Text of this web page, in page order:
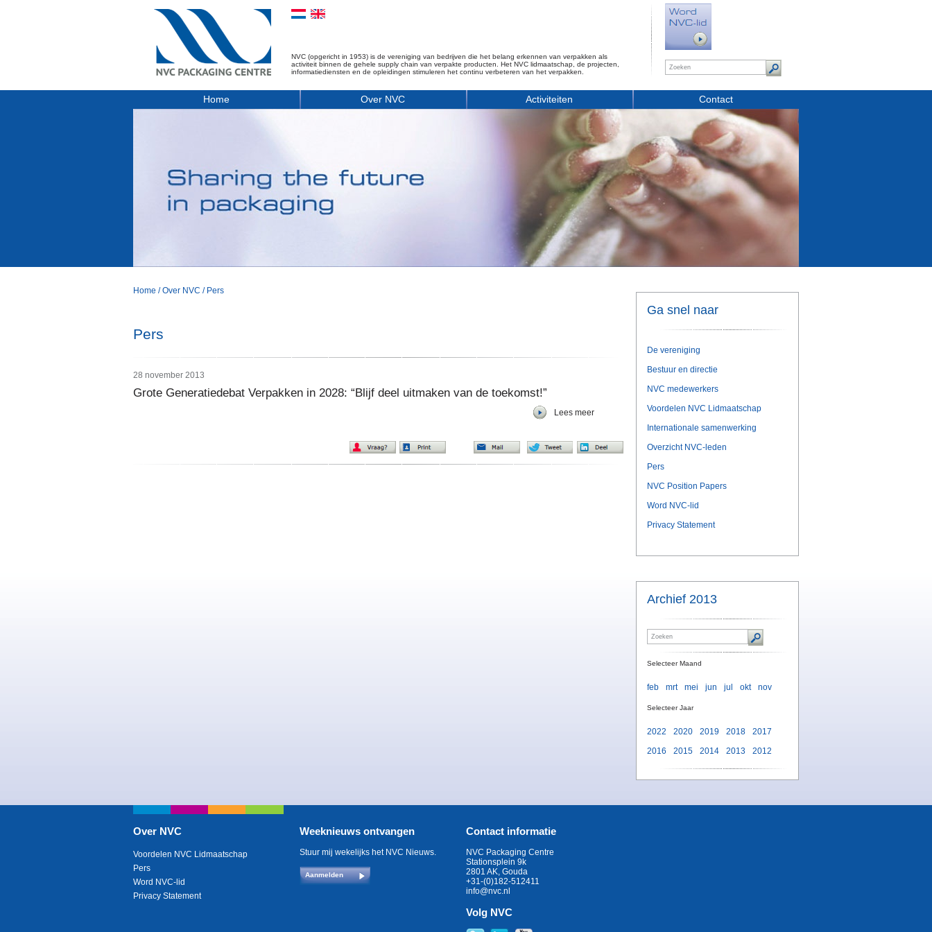
NVC (opgericht in 1953) is de vereniging van bedrijven die het belang erkennen van verpakken als
activiteit binnen de gehele supply chain van verpakte producten. Het NVC lidmaatschap, de projecten,
informatiediensten en de opleidingen stimuleren het continu verbeteren van het verpakken.
Home Over NVC Activiteiten Contact
Home /Over NVC / Pers
Pers
28 november 2013
Grote Generatiedebat Verpakken in 2028: “Blijf deel uitmaken van de toekomst!”
Lees meer
Ga snel naar
De vereniging
Bestuur en directie
NVC medewerkers
Voordelen NVC Lidmaatschap
Internationale samenwerking
Overzicht NVC-leden
Pers
NVC Position Papers
Word NVC-lid
Privacy Statement
Archief 2013
Selecteer Maand
feb mrt mei jun jul okt nov
Selecteer Jaar
2022 2020 2019 2018
2017
2016
2015 2014 2013 2012
Over NVC
Voordelen NVC Lidmaatschap
Pers
Word NVC-lid
Privacy Statement
Weeknieuws ontvangen
Stuur mij wekelijks het NVC Nieuws.
Aanmelden
Contact informatie
NVC Packaging Centre
Stationsplein 9k
2801 AK, Gouda
+31-(0)182-512411
info@nvc.nl
Volg NVC